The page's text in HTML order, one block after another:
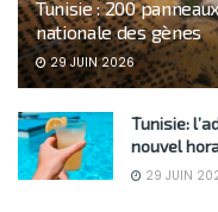
Tunisie : 200
nationale des gènes
29 JUIN 2026
Tunisie:
nouvel
29 JUIN